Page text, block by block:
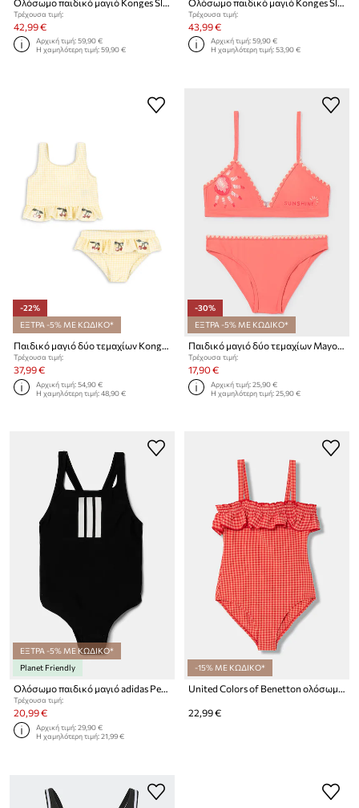
Τρέχουσα τιμή:
42,99 €
Αρχική τιμή:59,90 €
Η χαμηλότερη τιμή:59,90 €
Τρέχουσα τιμή:
43,99 €
Αρχική τιμή:59,90 €
Η χαμηλότερη τιμή:53,90 €
-22%
ΕΞΤΡΑ -5% ΜΕ ΚΩΔΙΚΟ*
Παιδικό μαγιό δύο τεμαχίων Konges Sløjd ETTA BIKINI
Τρέχουσα τιμή:
37,99 €
Αρχική τιμή:54,90 €
Η χαμηλότερη τιμή:48,90 €
-30%
ΕΞΤΡΑ -5% ΜΕ ΚΩΔΙΚΟ*
Παιδικό μαγιό δύο τεμαχίων Mayoral
Τρέχουσα τιμή:
17,90 €
Αρχική τιμή:25,90 €
Η χαμηλότερη τιμή:25,90 €
ΕΞΤΡΑ -5% ΜΕ ΚΩΔΙΚΟ*
Planet Friendly
Ολόσωμο παιδικό μαγιό adidas Performance
Τρέχουσα τιμή:
20,99 €
Αρχική τιμή:29,90 €
Η χαμηλότερη τιμή:21,99 €
-15% ΜΕ ΚΩΔΙΚΟ*
United Colors of Benetton ολόσωμο μαγιό παιδικό
22,99 €